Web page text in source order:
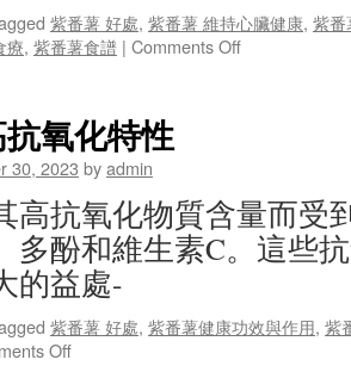
紫番薯 好處, 紫番薯 維持心臟健康, 紫番
療, 紫番薯食譜 | Comments Offon
臟
健
氧化特性
30, 2023 byadmin
高抗氧化物質含量而受
多酚和維生素C。這些
的益處-
紫番薯 好處, 紫番薯健康功效與作用, 紫
Offon